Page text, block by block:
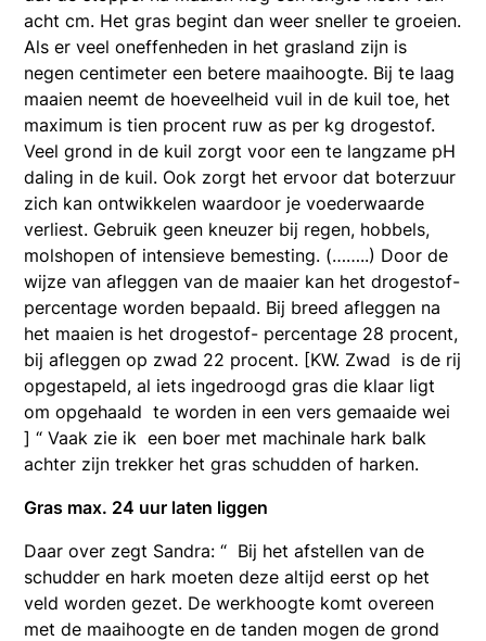
acht cm. Het gras begint dan weer sneller te groeien.
Als er veel oneffenheden in het grasland zijn is
negen centimeter een betere maaihoogte. Bij te laag
maaien neemt de hoeveelheid vuil in de kuil toe, het
maximum is tien procent ruw as per kg drogestof.
Veel grond in de kuil zorgt voor een te langzame pH
daling in de kuil. Ook zorgt het ervoor dat boterzuur
zich kan ontwikkelen waardoor je voederwaarde
verliest. Gebruik geen kneuzer bij regen, hobbels,
molshopen of intensieve bemesting. (……..) Door de
wijze van afleggen van de maaier kan het drogestof-
percentage worden bepaald. Bij breed afleggen na
het maaien is het drogestof- percentage 28 procent,
bij afleggen op zwad 22 procent. [KW. Zwad is de rij
opgestapeld, al iets ingedroogd gras die klaar ligt
om opgehaald te worden in een vers gemaaide wei
] “ Vaak zie ik een boer met machinale hark balk
achter zijn trekker het gras schudden of harken.
Gras max. 24 uur laten liggen
Daar over zegt Sandra: “ Bij het afstellen van de
schudder en hark moeten deze altijd eerst op het
veld worden gezet. De werkhoogte komt overeen
met de maaihoogte en de tanden mogen de grond